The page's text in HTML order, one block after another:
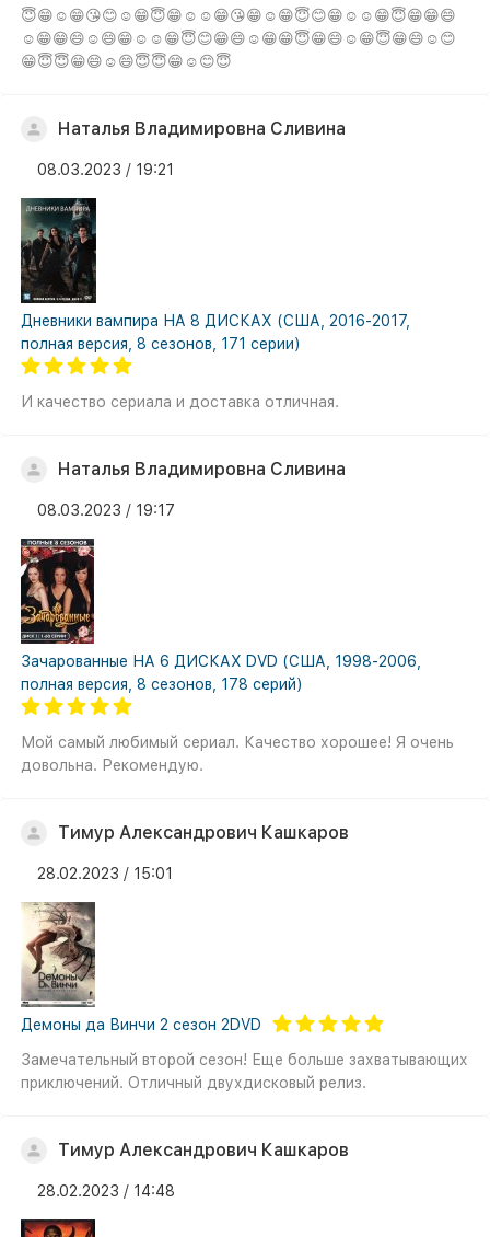
😇😁☺😁😘😊☺😁😇😁☺☺😁😘😁☺😁😇😊😁☺☺😁😇😁😁😄
☺😁😁😄☺😄😁☺☺😁😇😊😁😄☺😁😁😇😁😄☺😁😇😁😄☺😊
😁😇😇😁😄☺😄😇😇😁☺😊😇
Наталья Владимировна Сливина
08.03.2023 / 19:21
Дневники вампира НА 8 ДИСКАХ (США, 2016-2017,
полная версия, 8 сезонов, 171 серии)
И качество сериала и доставка отличная.
Наталья Владимировна Сливина
08.03.2023 / 19:17
Зачарованные НА 6 ДИСКАХ DVD (США, 1998-2006,
полная версия, 8 сезонов, 178 серий)
Мой самый любимый сериал. Качество хорошее! Я очень
довольна. Рекомендую.
Тимур Александрович Кашкаров
28.02.2023 / 15:01
Демоны да Винчи 2 сезон 2DVD
Замечательный второй сезон! Еще больше захватывающих
приключений. Отличный двухдисковый релиз.
Тимур Александрович Кашкаров
28.02.2023 / 14:48